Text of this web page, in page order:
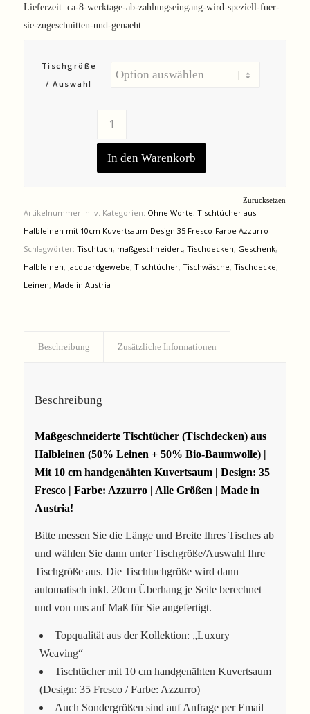
Lieferzeit: ca-8-werktage-ab-zahlungseingang-wird-speziell-fuer-
sie-zugeschnitten-und-genaeht
Tischgröße
/ Auswahl
Zurücksetzen
In den Warenkorb
Artikelnummer: n. v. Kategorien: Ohne Worte, Tischtücher aus
Halbleinen mit 10cm Kuvertsaum-Design 35 Fresco-Farbe Azzurro
Schlagwörter: Tischtuch, maßgeschneidert, Tischdecken, Geschenk,
Halbleinen, Jacquardgewebe, Tischtücher, Tischwäsche, Tischdecke,
Leinen, Made in Austria
Beschreibung Zusätzliche Informationen
Beschreibung
Maßgeschneiderte Tischtücher (Tischdecken) aus
Halbleinen (50% Leinen + 50% Bio-Baumwolle) |
Mit 10 cm handgenähten Kuvertsaum | Design: 35
Fresco | Farbe: Azzurro | Alle Größen | Made in
Austria!
Bitte messen Sie die Länge und Breite Ihres Tisches ab
und wählen Sie dann unter Tischgröße/Auswahl Ihre
Tischgröße aus. Die Tischtuchgröße wird dann
automatisch inkl. 20cm Überhang je Seite berechnet
und von uns auf Maß für Sie angefertigt.
Topqualität aus der Kollektion: „Luxury
Weaving“
Tischtücher mit 10 cm handgenähten Kuvertsaum
(Design: 35 Fresco / Farbe: Azzurro)
Auch Sondergrößen sind auf Anfrage per Email